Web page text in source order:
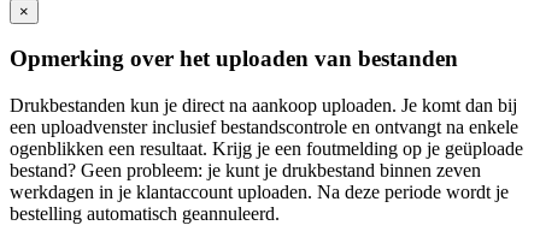
×
Opmerking over het uploaden van bestanden
Drukbestanden kun je direct na aankoop uploaden. Je komt dan bij
een uploadvenster inclusief bestandscontrole en ontvangt na enkele
ogenblikken een resultaat. Krijg je een foutmelding op je geüploade
bestand? Geen probleem: je kunt je drukbestand binnen zeven
werkdagen in je klantaccount uploaden. Na deze periode wordt je
bestelling automatisch geannuleerd.